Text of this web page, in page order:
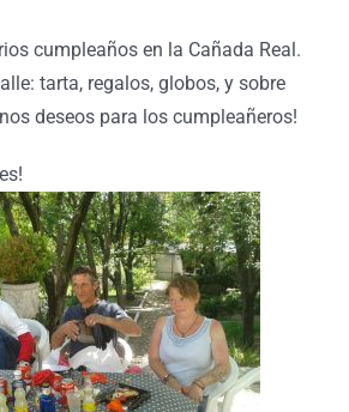
cumpleaños en la Cañada Real.
tarta, regalos, globos, y sobre
deseos para los cumpleañeros!